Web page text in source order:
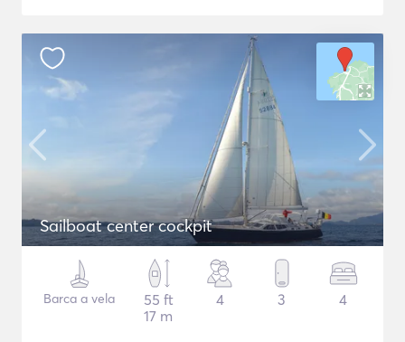
Sailboat center cockpit
Barca a vela
55 ft
17 m
4 3 4